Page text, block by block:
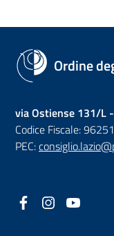
Ordine
via Ostiense 131/L
Codice Fiscale:
PEC:
Facebook
(nuova scheda -
Instagram
(nuova